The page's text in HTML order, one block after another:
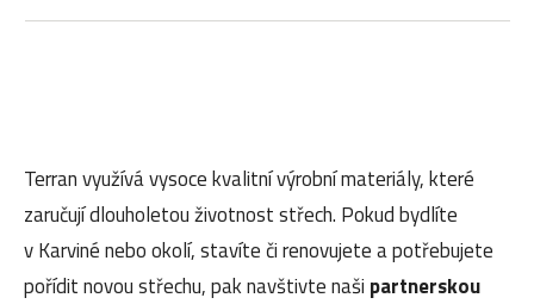
Terran využívá vysoce kvalitní výrobní materiály, které
zaručují dlouholetou životnost střech. Pokud bydlíte
v Karviné nebo okolí, stavíte či renovujete a potřebujete
pořídit novou střechu, pak navštivte naši partnerskou